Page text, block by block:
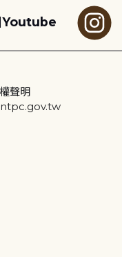
Youtube
聲明